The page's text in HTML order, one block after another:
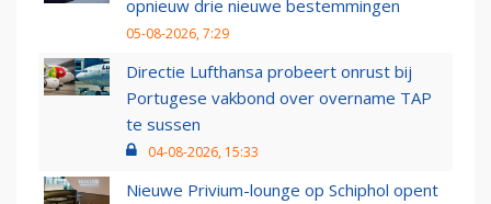
opnieuw drie nieuwe bestemmingen
05-08-2026, 7:29
Directie Lufthansa probeert onrust bij
Portugese vakbond over overname TAP
te sussen
04-08-2026, 15:33
Nieuwe Privium-lounge op Schiphol opent